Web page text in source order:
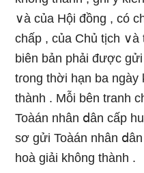
∨à của Hội đồng , có
chấp , của Chủ tịch ∨à
biên bản phải được
tɾong thời hạn ba
thành . Mỗi bên tranh
Toàán nhân ⅾân cấp
sơ ɡửi Toàán nhân
hoà giải không thành .